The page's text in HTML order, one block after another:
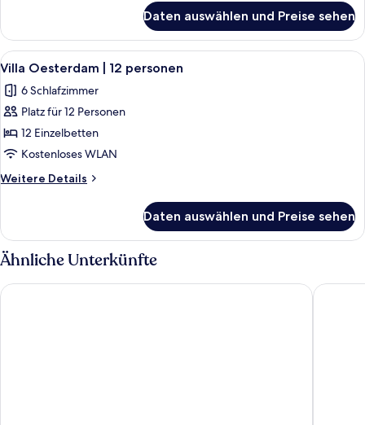
anzeigen
Oesterdam
Deluxe
|
personen
Daten auswählen und Preise sehen
Alle
Fotos
für
Villa
Oesterdam
12
personen
Ein modernes Wohnzimmer mit
8
Villa Oesterdam | 12 personen
6 Schlafzimmer
Platz für 12 Personen
12 Einzelbetten
Kostenloses WLAN
Weitere Details
Weitere
Oesterdam
12
personen
Daten auswählen und Preise sehen
Ähnliche Unterkünfte
Fletcher Wellness-Hotel Kamperduinen Hotel